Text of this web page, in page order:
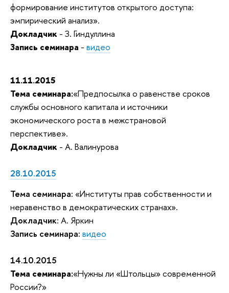
формирование институтов открытого доступа:
эмпирический анализ».
Докладчик - З. Гиндуллина
Запись семинара - видео
11.11.2015
Тема семинара:«Предпосылка о равенстве сроков
службы основного капитала и источники
экономического роста в межстрановой
перспективе».
Докладчик - А. Валинурова
28.10.2015
Тема семинара: «Институты прав собственности и
неравенство в демократических странах».
Докладчик: А. Яркин
Запись семинара: видео
14.10.2015
Тема семинара:«Нужны ли «Штольцы» современной
России?»